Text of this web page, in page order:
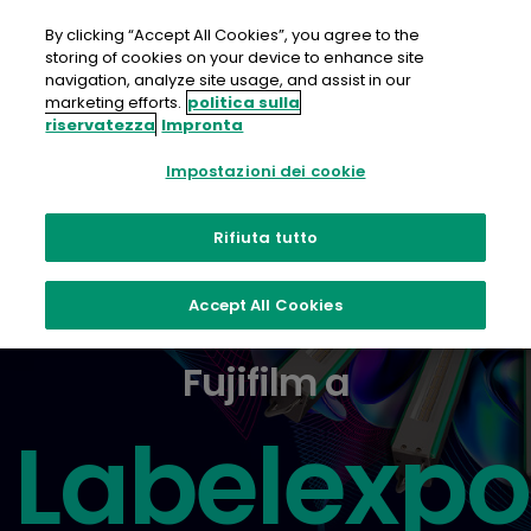
contenuto
Programma
Contattaci
Fujifilm a
Labelexpo
By clicking “Accept All Cookies”, you agree to the
storing of cookies on your device to enhance site
navigation, analyze site usage, and assist in our
marketing efforts. politica sulla
riservatezza Impronta
Impostazioni dei cookie
Rifiuta tutto
Accept All Cookies